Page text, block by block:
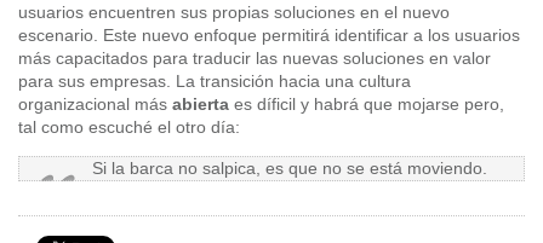
usuarios encuentren sus propias soluciones en el nuevo
escenario. Este nuevo enfoque permitirá identificar a los usuarios
más capacitados para traducir las nuevas soluciones en valor
para sus empresas. La transición hacia una cultura
organizacional más abierta es díficil y habrá que mojarse pero,
tal como escuché el otro día:
Si la barca no salpica, es que no se está moviendo.